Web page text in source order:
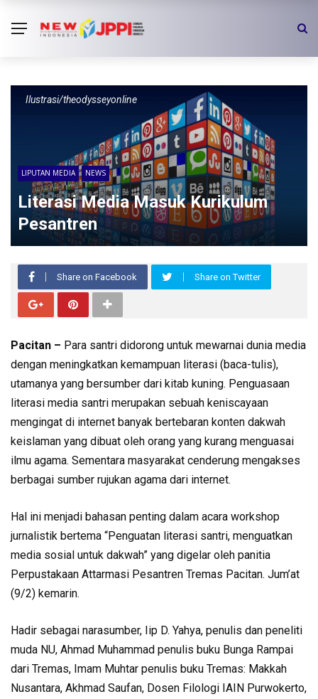
Ilustrasi/theodysseyonline
LIPUTAN MEDIA NEWS
Literasi Media Masuk Kurikulum
Pesantren
Share on Facebook Share on Twitter
Pacitan – Para santri didorong untuk mewarnai dunia media
dengan meningkatkan kemampuan literasi (baca-tulis),
utamanya yang bersumber dari kitab kuning. Penguasaan
literasi media santri merupakan sebuah keniscayaan
mengingat di internet banyak bertebaran konten dakwah
keislaman yang dibuat oleh orang yang kurang menguasai
ilmu agama. Sementara masyarakat cenderung mengakses
berbagai sumber rujukan agama dari internet.
Hal ini menjadi bahasan penting dalam acara workshop
jurnalistik bertema “Penguatan literasi santri, menguatkan
media sosial untuk dakwah” yang digelar oleh panitia
Perpustakaan Attarmasi Pesantren Tremas Pacitan. Jum’at
(9/2) kemarin.
Hadir sebagai narasumber, Iip D. Yahya, penulis dan peneliti
muda NU, Ahmad Muhammad penulis buku Bunga Rampai
dari Tremas, Imam Muhtar penulis buku Tremas: Makkah
Nusantara, Akhmad Saufan, Dosen Filologi IAIN Purwokerto,